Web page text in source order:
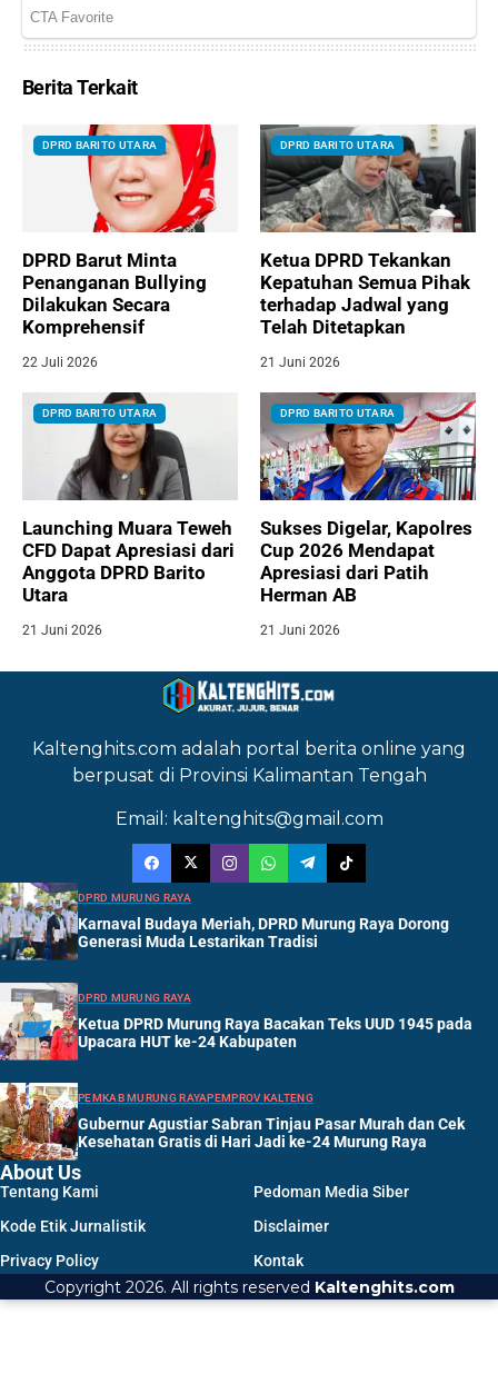
Berita Terkait
DPRD BARITO UTARA
DPRD Barut Minta
Penanganan Bullying
Dilakukan Secara
Komprehensif
22 Juli 2026
DPRD BARITO UTARA
Ketua DPRD Tekankan
Kepatuhan Semua Pihak
terhadap Jadwal yang
Telah Ditetapkan
21 Juni 2026
DPRD BARITO UTARA
Launching Muara Teweh
CFD Dapat Apresiasi dari
Anggota DPRD Barito
Utara
21 Juni 2026
DPRD BARITO UTARA
Sukses Digelar, Kapolres
Cup 2026 Mendapat
Apresiasi dari Patih
Herman AB
21 Juni 2026
Kaltenghits.com adalah portal berita online yang
berpusat di Provinsi Kalimantan Tengah
Email: kaltenghits@gmail.com
DPRD MURUNG RAYA
Karnaval Budaya Meriah, DPRD Murung Raya Dorong
Generasi Muda Lestarikan Tradisi
DPRD MURUNG RAYA
Ketua DPRD Murung Raya Bacakan Teks UUD 1945 pada
Upacara HUT ke-24 Kabupaten
PEMKAB MURUNG RAYAPEMPROV KALTENG
Gubernur Agustiar Sabran Tinjau Pasar Murah dan Cek
Kesehatan Gratis di Hari Jadi ke-24 Murung Raya
About Us
Tentang Kami
Pedoman Media Siber
Kode Etik Jurnalistik
Disclaimer
Privacy Policy
Kontak
Copyright 2026. All rights reserved Kaltenghits.com